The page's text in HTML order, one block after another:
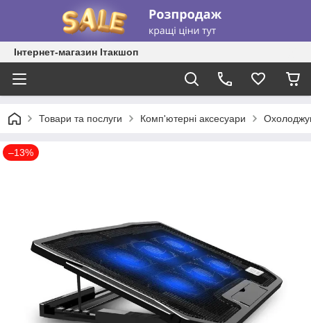
Інтернет-магазин Ітакшоп
Товари та послуги Комп'ютерні аксесуари
–13%